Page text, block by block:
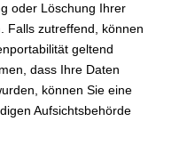
oder Löschung Ihrer
Falls zutreffend, können
geltend
dass Ihre Daten
können Sie eine
Aufsichtsbehörde